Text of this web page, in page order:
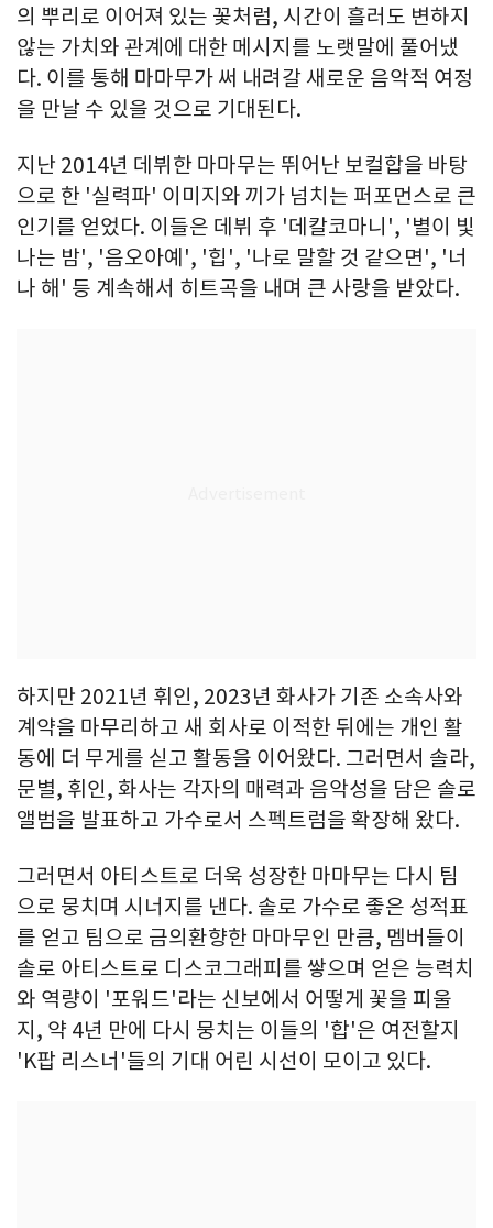
의 뿌리로 이어져 있는 꽃처럼, 시간이 흘러도 변하지
않는 가치와 관계에 대한 메시지를 노랫말에 풀어냈
다. 이를 통해 마마무가 써 내려갈 새로운 음악적 여정
을 만날 수 있을 것으로 기대된다.
지난 2014년 데뷔한 마마무는 뛰어난 보컬합을 바탕
으로 한 '실력파' 이미지와 끼가 넘치는 퍼포먼스로 큰
인기를 얻었다. 이들은 데뷔 후 '데칼코마니', '별이 빛
나는 밤', '음오아예', '힙', '나로 말할 것 같으면', '너
나 해' 등 계속해서 히트곡을 내며 큰 사랑을 받았다.
하지만 2021년 휘인, 2023년 화사가 기존 소속사와
계약을 마무리하고 새 회사로 이적한 뒤에는 개인 활
동에 더 무게를 싣고 활동을 이어왔다. 그러면서 솔라,
문별, 휘인, 화사는 각자의 매력과 음악성을 담은 솔로
앨범을 발표하고 가수로서 스펙트럼을 확장해 왔다.
그러면서 아티스트로 더욱 성장한 마마무는 다시 팀
으로 뭉치며 시너지를 낸다. 솔로 가수로 좋은 성적표
를 얻고 팀으로 금의환향한 마마무인 만큼, 멤버들이
솔로 아티스트로 디스코그래피를 쌓으며 얻은 능력치
와 역량이 '포워드'라는 신보에서 어떻게 꽃을 피울
지, 약 4년 만에 다시 뭉치는 이들의 '합'은 여전할지
'K팝 리스너'들의 기대 어린 시선이 모이고 있다.